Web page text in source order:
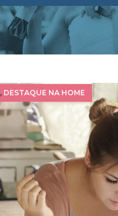
, DESTAQUE NA HOME